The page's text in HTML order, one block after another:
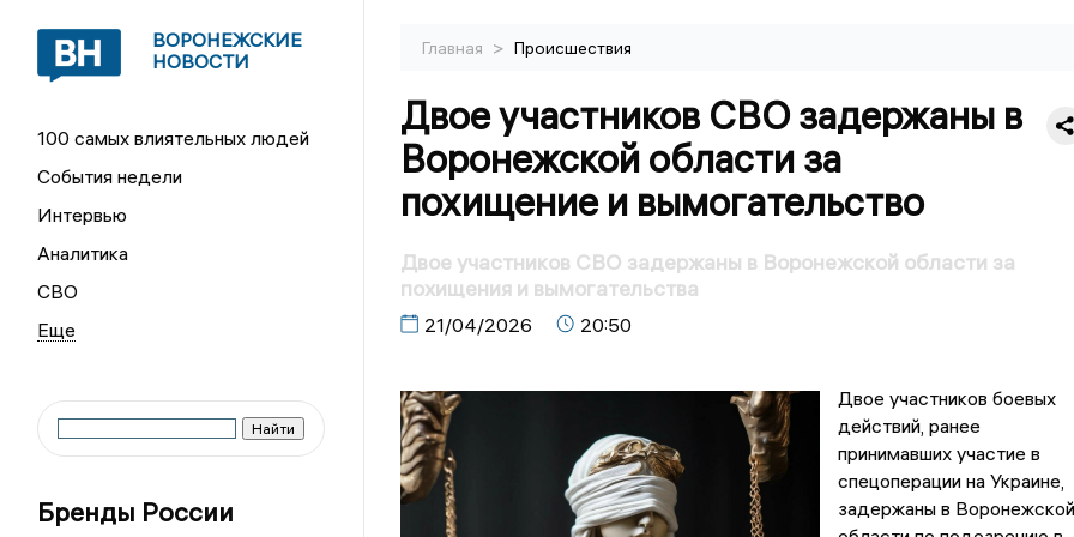
ВОРОНЕЖСКИЕ
НОВОСТИ
100 самых влиятельных людей
События недели
Интервью
Аналитика
СВО
Бренды России
Главная > Происшествия
Двое участников СВО задержаны в
Воронежской области за
похищение и вымогательство
Двое участников СВО задержаны в Воронежской области за
похищения и вымогательства
21/04/2026 20:50
Двое участников боевых
действий, ранее
принимавших участие в
спецоперации на Украине,
задержаны в Воронежской